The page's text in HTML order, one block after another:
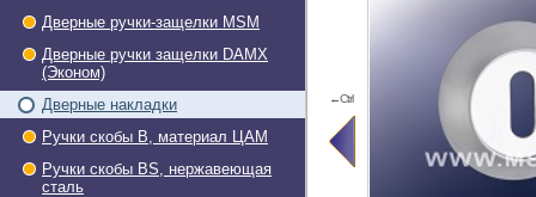
Дверные ручки-защелки МSМ
Дверные ручки защелки DAMX
(Эконом)
Дверные накладки
Ручки скобы В, материал ЦАМ
Ручки скобы BS, нержавеющая
сталь
←Ctrl